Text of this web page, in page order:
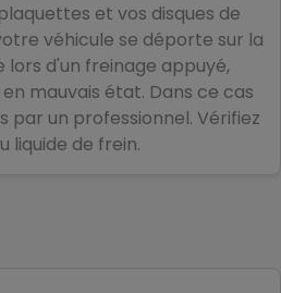
et vos disques de
véhicule se déporte sur la
lors d'un freinage appuyé,
mauvais état. Dans ce cas
par un professionnel. Vérifiez
liquide de frein.